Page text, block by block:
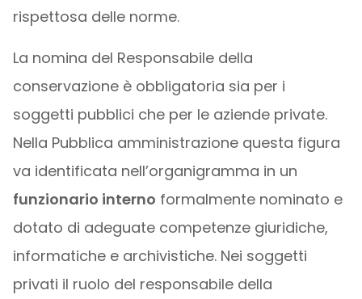
rispettosa delle norme.
La nomina del Responsabile della
conservazione è obbligatoria sia per i
soggetti pubblici che per le aziende private.
Nella Pubblica amministrazione questa figura
va identificata nell’organigramma in un
funzionario interno formalmente nominato e
dotato di adeguate competenze giuridiche,
informatiche e archivistiche. Nei soggetti
privati il ruolo del responsabile della